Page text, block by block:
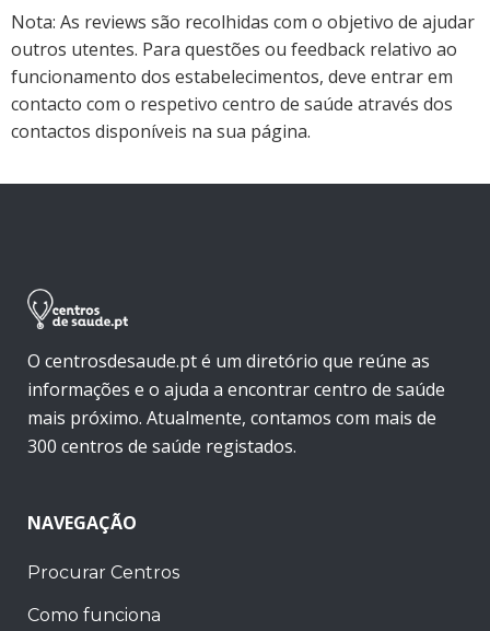
Nota: As reviews são recolhidas com o objetivo de ajudar
outros utentes. Para questões ou feedback relativo ao
funcionamento dos estabelecimentos, deve entrar em
contacto com o respetivo centro de saúde através dos
contactos disponíveis na sua página.
O centrosdesaude.pt é um diretório que reúne as
informações e o ajuda a encontrar centro de saúde
mais próximo. Atualmente, contamos com mais de
300 centros de saúde registados.
NAVEGAÇÃO
Procurar Centros
Como funciona